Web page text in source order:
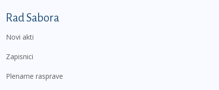
Podnožje prvi izbornik
Rad Sabora
Novi akti
Zapisnici
Plenarne rasprave